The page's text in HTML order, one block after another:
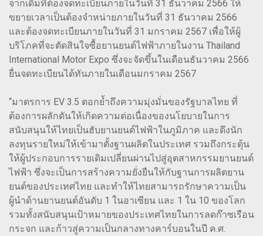
จากเดิมที่ต้องจดทะเบียนภายในวันที่ 31 ธันวาคม 2566 ให้
ขยายเวลาเป็นต้องจำหน่ายภายในวันที่ 31 ธันวาคม 2566
และต้องจดทะเบียนภายในวันที่ 31 มกราคม 2567 เพื่อให้ผู้
บริโภคที่จะตัดสินใจซื้อยานยนต์ไฟฟ้าภายในงาน Thailand
International Motor Expo ซึ่งจะจัดขึ้นในเดือนธันวาคม 2566
ยื่นจดทะเบียนได้ทันภายในเดือนมกราคม 2567
“มาตรการ EV 3.5 ตอกย้ำถึงความมุ่งมั่นของรัฐบาลไทย ที่
ต้องการผลักดันให้เกิดความต่อเนื่องของนโยบายในการ
สนับสนุนให้ไทยเป็นฮับยานยนต์ไฟฟ้าในภูมิภาค และดึงนัก
ลงทุนรายใหม่ให้เข้ามาตั้งฐานผลิตในประเทศ รวมถึงกระตุ้น
ให้ผู้ประกอบการรายเดิมเปลี่ยนผ่านไปสู่อุตสาหกรรมยานยนต์
ไฟฟ้า ซึ่งจะเป็นการสร้างความยั่งยืนให้กับฐานการผลิตยาน
ยนต์ของประเทศไทย และทำให้ไทยสามารถรักษาความเป็น
ผู้นำด้านยานยนต์อันดับ 1 ในอาเซียน และ 1 ใน 10 ของโลก
รวมทั้งสนับสนุนเป้าหมายของประเทศไทยในการลดก๊าซเรือน
กระจก และก้าวสู่ความเป็นกลางทางคาร์บอนในปี ค.ศ.